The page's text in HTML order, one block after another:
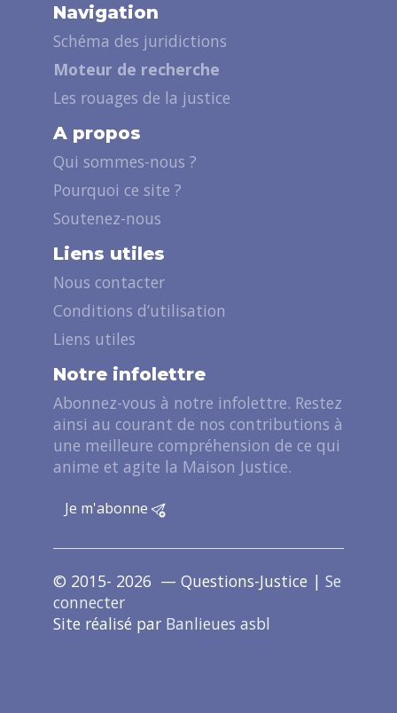
Navigation
Schéma des juridictions
Moteur de recherche
Les rouages de la justice
A propos
Qui sommes-nous ?
Pourquoi ce site ?
Soutenez-nous
Liens utiles
Nous contacter
Conditions d’utilisation
Liens utiles
Notre infolettre
Abonnez-vous à notre infolettre. Restez
ainsi au courant de nos contributions à
une meilleure compréhension de ce qui
anime et agite la Maison Justice.
Je m'abonne
© 2015- 2026 — Questions-Justice | Se
connecter
Site réalisé par Banlieues asbl